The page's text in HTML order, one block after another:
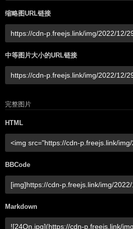
缩略图URL链接
中等图片大小的URL链接
完整图片
HTML
BBCode
Markdown